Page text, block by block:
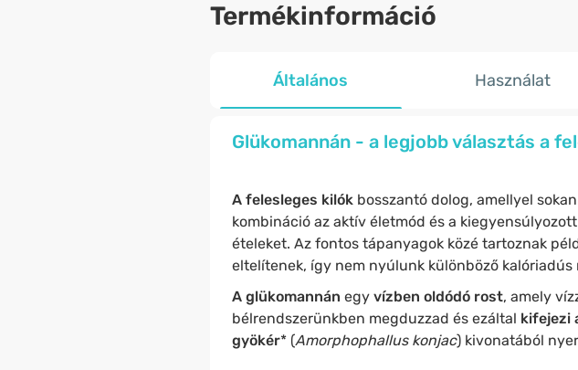
Termékinformáció
Általános Használat
Glükomannán - a legjobb választás a
A felesleges kilókbosszantó dolog, amellyel
kombináció az aktív életmód és a
ételeket. Az fontos tápanyagok közé tartoznak
eltelítenek, így nem nyúlunk különböző kalóriadús
A glükomannán egy vízben oldódó rost, amely
bélrendszerünkben megduzzad és ezáltal kifejezi
gyökér* (Amorphophallus konjac) kivonatából